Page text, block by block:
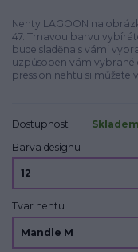
Nehty LAGOON na
47. Tmavou barvu
bude sladěna s vámi
uzpůsoben vám vybrané
press on nehtu si můžete
Dostupnost
Skladem
Barva designu
Tvar nehtu